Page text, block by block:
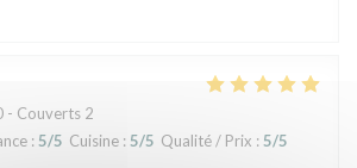
- Couverts 2
: 5/5 Cuisine : 5/5 Qualité / Prix : 5/5